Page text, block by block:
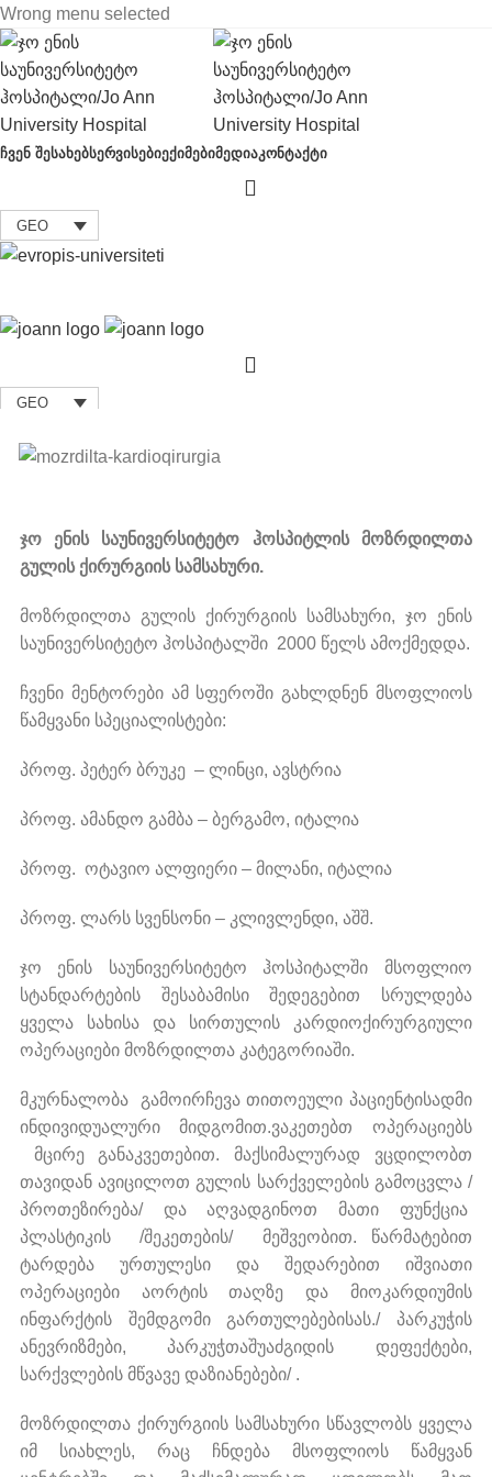
Wrong menu selected
ᲩᲕᲔᲜ ᲨᲔᲡᲐᲮᲔᲑᲡᲔᲠᲕᲘᲡᲔᲑᲘᲔᲥᲘᲛᲔᲑᲘᲛᲔᲓᲘᲐᲙᲝᲜᲢᲐᲥᲢᲘ
GEO
GEO
ჯო ენის საუნივერსიტეტო ჰოსპიტლის მოზრდილთა
გულის ქირურგიის სამსახური.
მოზრდილთა გულის ქირურგიის სამსახური, ჯო ენის
საუნივერსიტეტო ჰოსპიტალში 2000 წელს ამოქმედდა.
ჩვენი მენტორები ამ სფეროში გახლდნენ მსოფლიოს
წამყვანი სპეციალისტები:
პროფ. პეტერ ბრუკე – ლინცი, ავსტრია
პროფ. ამანდო გამბა – ბერგამო, იტალია
პროფ. ოტავიო ალფიერი – მილანი, იტალია
პროფ. ლარს სვენსონი – კლივლენდი, აშშ.
ჯო ენის საუნივერსიტეტო ჰოსპიტალში მსოფლიო
სტანდარტების შესაბამისი შედეგებით სრულდება
ყველა სახისა და სირთულის კარდიოქირურგიული
ოპერაციები მოზრდილთა კატეგორიაში.
მკურნალობა გამოირჩევა თითოეული პაციენტისადმი
ინდივიდუალური მიდგომით.ვაკეთებთ ოპერაციებს
მცირე განაკვეთებით. მაქსიმალურად ვცდილობთ
თავიდან ავიცილოთ გულის სარქველების გამოცვლა /
პროთეზირება/ და აღვადგინოთ მათი ფუნქცია
პლასტიკის /შეკეთების/ მეშვეობით. წარმატებით
ტარდება ურთულესი და შედარებით იშვიათი
ოპერაციები აორტის თაღზე და მიოკარდიუმის
ინფარქტის შემდგომი გართულებებისას./ პარკუჭის
ანევრიზმები, პარკუჭთაშუაძგიდის დეფექტები,
სარქვლების მწვავე დაზიანებები/ .
მოზრდილთა ქირურგიის სამსახური სწავლობს ყველა
იმ სიახლეს, რაც ჩნდება მსოფლიოს წამყვან